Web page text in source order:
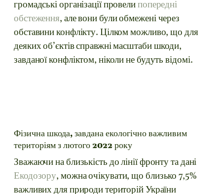
громадські організації провели попередні
обстеження, але вони були обмежені через
обставини конфлікту. Цілком можливо, що для
деяких об’єктів справжні масштаби шкоди,
завданої конфліктом, ніколи не будуть відомі.
Фізична шкода, завдана екологічно важливим
територіям з лютого 2022 року
Зважаючи на близькість до лінії фронту та дані
Екодозору, можна очікувати, що близько 7,5%
важливих для природи територій України